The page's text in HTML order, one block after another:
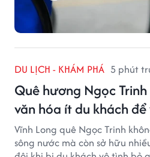
DU LỊCH - KHÁM PHÁ 5 phút
Quê hương Ngọc
văn hóa ít du khách
Vĩnh Long quê Ngọc Trinh
sông nước mà còn sở hữu